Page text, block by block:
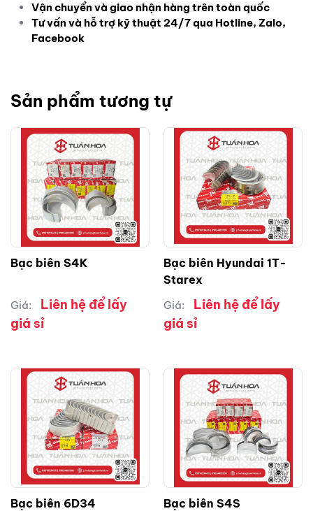
Vận chuyển và giao nhận hàng trên toàn quốc
Tư vấn và hỗ trợ kỹ thuật 24/7 qua Hotline, Zalo,
Facebook
Sản phẩm tương tự
Bạc biên S4K
Giá:
Liên hệ để lấy
giá sỉ
Bạc biên Hyundai 1T-
Starex
Giá:
Liên hệ để lấy
giá sỉ
Bạc biên 6D34 Bạc biên S4S